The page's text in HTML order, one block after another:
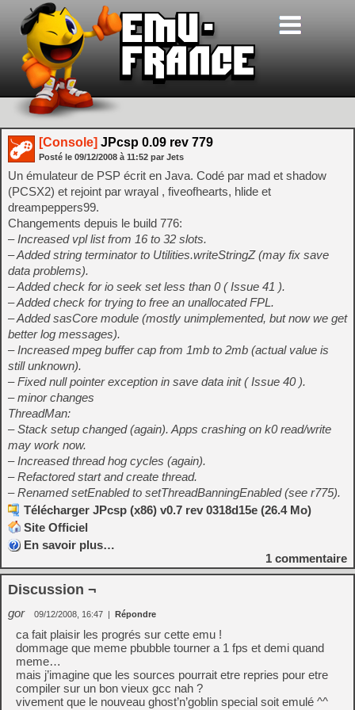
[Console] JPcsp 0.09 rev 779
Posté le 09/12/2008 à 11:52 par Jets
Un émulateur de PSP écrit en Java. Codé par mad et shadow
(PCSX2) et rejoint par wrayal , fiveofhearts, hlide et
dreampeppers99.
Changements depuis le build 776:
– Increased vpl list from 16 to 32 slots.
– Added string terminator to Utilities.writeStringZ (may fix save
data problems).
– Added check for io seek set less than 0 ( Issue 41 ).
– Added check for trying to free an unallocated FPL.
– Added sasCore module (mostly unimplemented, but now we get
better log messages).
– Increased mpeg buffer cap from 1mb to 2mb (actual value is
still unknown).
– Fixed null pointer exception in save data init ( Issue 40 ).
– minor changes
ThreadMan:
– Stack setup changed (again). Apps crashing on k0 read/write
may work now.
– Increased thread hog cycles (again).
– Refactored start and create thread.
– Renamed setEnabled to setThreadBanningEnabled (see r775).
Télécharger JPcsp (x86) v0.7 rev 0318d15e (26.4 Mo)
Site Officiel
En savoir plus…
1 commentaire
Discussion ¬
gor 09/12/2008, 16:47 | Répondre
ca fait plaisir les progrés sur cette emu !
dommage que meme pbubble tourner a 1 fps et demi quand
meme…
mais j’imagine que les sources pourrait etre repries pour etre
compiler sur un bon vieux gcc nah ?
vivement que le nouveau ghost’n’goblin special soit emulé ^^